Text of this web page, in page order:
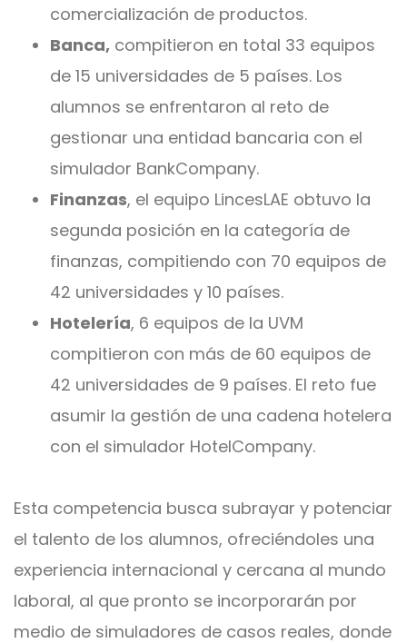
comercialización de productos.
Banca, compitieron en total 33 equipos
de 15 universidades de 5 países. Los
alumnos se enfrentaron al reto de
gestionar una entidad bancaria con el
simulador BankCompany.
Finanzas, el equipo LincesLAE obtuvo la
segunda posición en la categoría de
finanzas, compitiendo con 70 equipos de
42 universidades y 10 países.
Hotelería, 6 equipos de la UVM
compitieron con más de 60 equipos de
42 universidades de 9 países. El reto fue
asumir la gestión de una cadena hotelera
con el simulador HotelCompany.
Esta competencia busca subrayar y potenciar
el talento de los alumnos, ofreciéndoles una
experiencia internacional y cercana al mundo
laboral, al que pronto se incorporarán por
medio de simuladores de casos reales, donde